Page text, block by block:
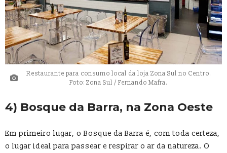
Restaurante para consumo local da loja Zona Sul no Centro.
Foto: Zona Sul / Fernando Mafra.
4) Bosque da Barra, na Zona Oeste
Em primeiro lugar, o Bosque da Barra é, com toda certeza,
o lugar ideal para passear e respirar o ar da natureza. O